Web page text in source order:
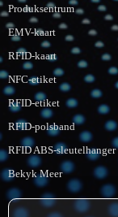
Produksentrum
EMV-kaart
RFID-kaart
NFC-etiket
RFID-etiket
RFID-polsband
RFID ABS-sleutelhanger
Bekyk Meer